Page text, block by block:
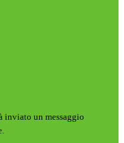
inviato un messaggio